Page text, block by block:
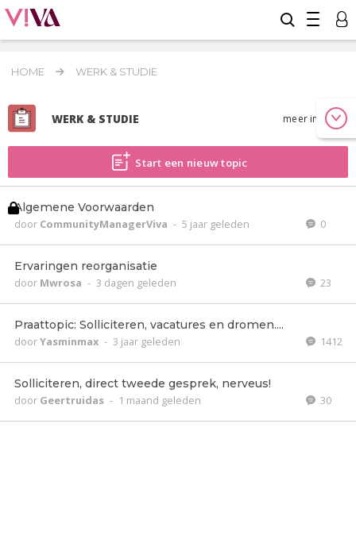
HOME WERK & STUDIE
WERK & STUDIE meer info
Start een nieuw topic
Algemene Voorwaarden
door CommunityManagerViva - 5 jaar geleden 0
Ervaringen reorganisatie
door Mwrosa - 3 dagen geleden 23
Praattopic: Solliciteren, vacatures en dromen....
doorYasminmax - 3 jaar geleden 1412
Solliciteren, direct tweede gesprek, nerveus!
door Geertruidas - 1 maand geleden 30